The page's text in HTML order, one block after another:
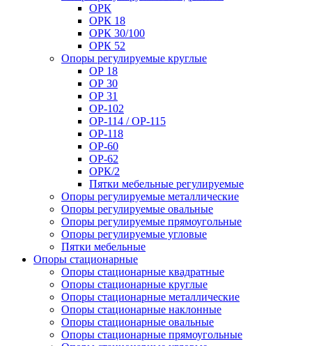
ОРК
ОРК 18
ОРК 30/100
ОРК 52
Опоры регулируемые круглые
ОР 18
ОР 30
ОР 31
ОР-102
ОР-114 / ОР-115
ОР-118
ОР-60
ОР-62
ОРК/2
Пятки мебельные регулируемые
Опоры регулируемые металлические
Опоры регулируемые овальные
Опоры регулируемые прямоугольные
Опоры регулируемые угловые
Пятки мебельные
Опоры стационарные
Опоры стационарные квадратные
Опоры стационарные круглые
Опоры стационарные металлические
Опоры стационарные наклонные
Опоры стационарные овальные
Опоры стационарные прямоугольные